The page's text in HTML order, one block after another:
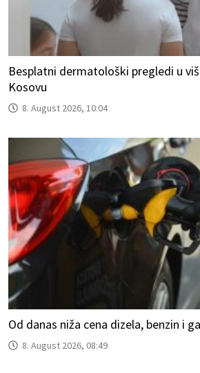
Besplatni dermatološki pregledi u
Kosovu
8. August 2026, 10:04
Od danas niža cena dizela, benzin i
8. August 2026, 08:49